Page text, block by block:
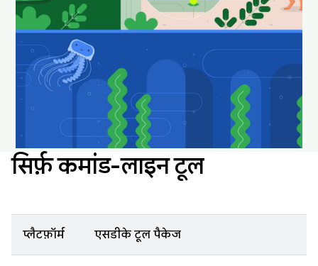
अपने डेस्कटॉप को मज़ेदार और नया बनाए रखने के लिए,
इन्हें डाउनलोड करें और वॉलपेपर के तौर पर सेट करें.
Android Studio के वॉलपेपर डाउनलोड करना
सिर्फ़ कमांड-लाइन टूल
प्लैटफ़ॉर्म एसडीके टूल पैकेज